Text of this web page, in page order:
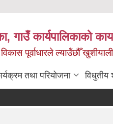
गाउँ कार्यपालिकाको
पूर्वाधारले ल्याउँछौँ
तथा परियोजना